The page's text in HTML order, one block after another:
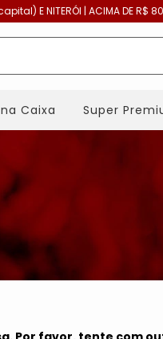
E NITERÓI | ACIMA DE R$
Caixa Super